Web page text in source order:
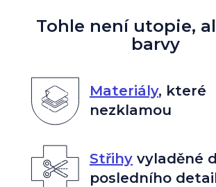
Tohle není utopie,
barvy
Materiály, které
nezklamou
Střihyvyladěné
posledního